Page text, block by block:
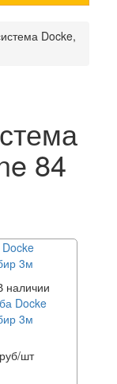
Docke,
84
3м
наличии
руб/шт